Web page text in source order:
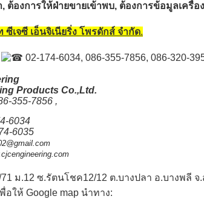
ต้องการให้ฝ่ายขายเข้าพบ, ต้องการข้อมูลเครื่
ซีเจซี เอ็นจิเนียริ่ง โพรดักส์ จำกัด.
02-174-6034, 086-355-7856, 086-320-
Products Co.,Ltd.
355-7856 ,
6034
6035
71 ม.12 ซ.รัตนโชค12/12 ต.บางปลา อ.บางพลี
ให้ Google map นำทาง: